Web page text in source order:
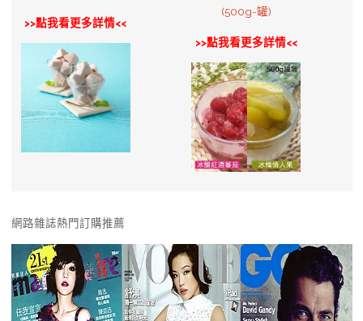
>>點我看更多詳情<<
(500g-罐)
>>點我看更多詳情<<
網路雜誌熱門訂購推薦